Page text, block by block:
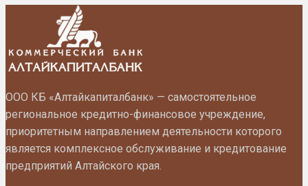
ООО КБ «Алтайкапиталбанк» — самостоятельное
региональное кредитно-финансовое учреждение,
приоритетным направлением деятельности которого
является комплексное обслуживание и кредитование
предприятий Алтайского края.